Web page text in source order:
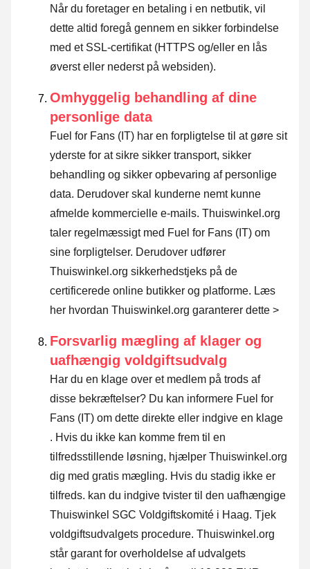
Når du foretager en betaling i en netbutik, vil
dette altid foregå gennem en sikker forbindelse
med et SSL-certifikat (HTTPS og/eller en lås
øverst eller nederst på websiden).
Omhyggelig behandling af dine
personlige data
Fuel for Fans (IT) har en forpligtelse til at gøre sit
yderste for at sikre sikker transport, sikker
behandling og sikker opbevaring af personlige
data. Derudover skal kunderne nemt kunne
afmelde kommercielle e-mails. Thuiswinkel.org
taler regelmæssigt med Fuel for Fans (IT) om
sine forpligtelser. Derudover udfører
Thuiswinkel.org sikkerhedstjeks på de
certificerede online butikker og platforme. Læs
her hvordan Thuiswinkel.org garanterer dette >
Forsvarlig mægling af klager og
uafhængig voldgiftsudvalg
Har du en klage over et medlem på trods af
disse bekræftelser? Du kan informere Fuel for
Fans (IT) om dette direkte eller indgive en klage
. Hvis du ikke kan komme frem til en
tilfredsstillende løsning, hjælper Thuiswinkel.org
dig med gratis mægling. Hvis du stadig ikke er
tilfreds. kan du indgive tvister til den uafhængige
Thuiswinkel SGC Voldgiftskomité i Haag. Tjek
voldgiftsudvalgets procedure. Thuiswinkel.org
står garant for overholdelse af udvalgets